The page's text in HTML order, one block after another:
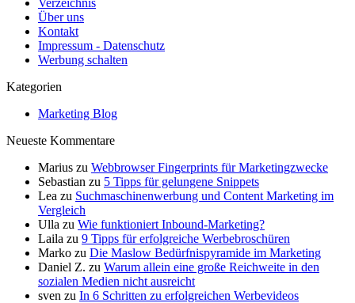
Verzeichnis
Über uns
Kontakt
Impressum - Datenschutz
Werbung schalten
Kategorien
Marketing Blog
Neueste Kommentare
Marius zu Webbrowser Fingerprints für Marketingzwecke
Sebastian zu 5 Tipps für gelungene Snippets
Lea zu Suchmaschinenwerbung und Content Marketing im
Vergleich
Ulla zu Wie funktioniert Inbound-Marketing?
Laila zu 9 Tipps für erfolgreiche Werbebroschüren
Marko zu Die Maslow Bedürfnispyramide im Marketing
Daniel Z. zu Warum allein eine große Reichweite in den
sozialen Medien nicht ausreicht
sven zu In 6 Schritten zu erfolgreichen Werbevideos